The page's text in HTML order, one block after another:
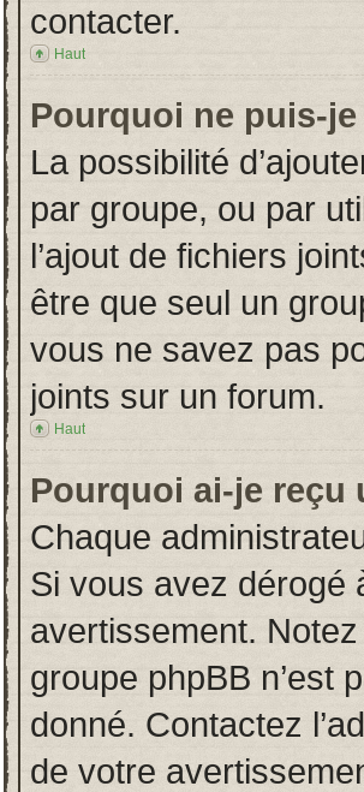
contacter.
Haut
Pourquoi ne puis-
La possibilité
par groupe, ou par
l’ajout de fichiers
être que seul un
vous ne savez pas
joints sur un forum.
Haut
Pourquoi ai-je reçu
Chaque
Si vous avez dérogé
avertissement. Notez
groupe phpBB n’est
donné. Contactez
de votre